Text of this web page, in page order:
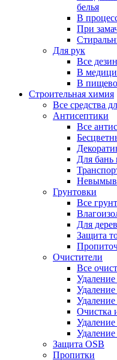
белья
В
При
Для рук
Все
В
В
Строительная химия
Все средства
Антисептики
Все
Для бань
Грунтовки
Все
Для
Защита
Очистители
Все
Удаление
Удаление
Очистка
Удаление
Защита OSB
Пропитки